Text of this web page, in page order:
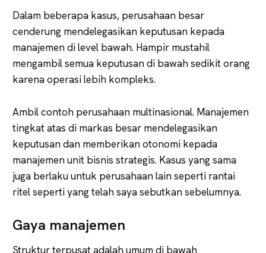
Dalam beberapa kasus, perusahaan besar
cenderung mendelegasikan keputusan kepada
manajemen di level bawah. Hampir mustahil
mengambil semua keputusan di bawah sedikit orang
karena operasi lebih kompleks.
Ambil contoh perusahaan multinasional. Manajemen
tingkat atas di markas besar mendelegasikan
keputusan dan memberikan otonomi kepada
manajemen unit bisnis strategis. Kasus yang sama
juga berlaku untuk perusahaan lain seperti rantai
ritel seperti yang telah saya sebutkan sebelumnya.
Gaya manajemen
Struktur terpusat adalah umum di bawah